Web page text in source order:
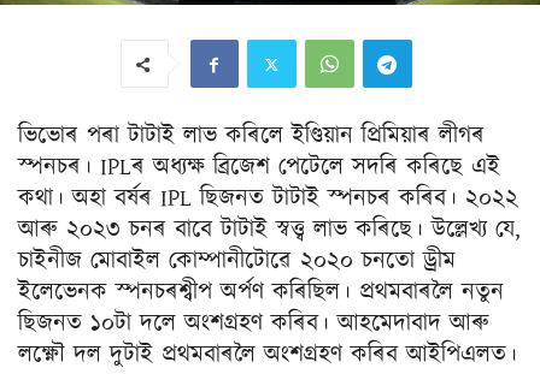
ভিভোৰ পৰা টাটাই লাভ কৰিলে ইণ্ডিয়ান প্ৰিমিয়াৰ লীগৰ
স্পনচৰ। IPLৰ অধ্যক্ষ ব্ৰিজেশ পেটেলে সদৰি কৰিছে এই
কথা। অহা বৰ্ষৰ IPL ছিজনত টাটাই স্পনচৰ কৰিব। ২০২২
আৰু ২০২৩ চনৰ বাবে টাটাই স্বত্ত্ব লাভ কৰিছে। উল্লেখ্য যে,
চাইনীজ মোবাইল কোম্পানীটোৱে ২০২০ চনতো ড্ৰীম
ইলেভেনক স্পনচৰশ্বীপ অৰ্পণ কৰিছিল। প্ৰথমবাৰলৈ নতুন
ছিজনত ১০টা দলে অংশগ্ৰহণ কৰিব। আহমেদাবাদ আৰু
লক্ষ্ণৌ দল দুটাই প্ৰথমবাৰলৈ অংশগ্ৰহণ কৰিব আইপিএলত।